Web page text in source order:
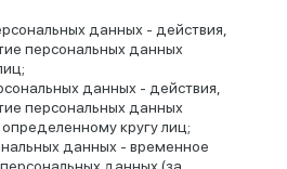
данных - действия,
персональных данных
данных - действия,
персональных данных
кругу лиц;
данных - временное